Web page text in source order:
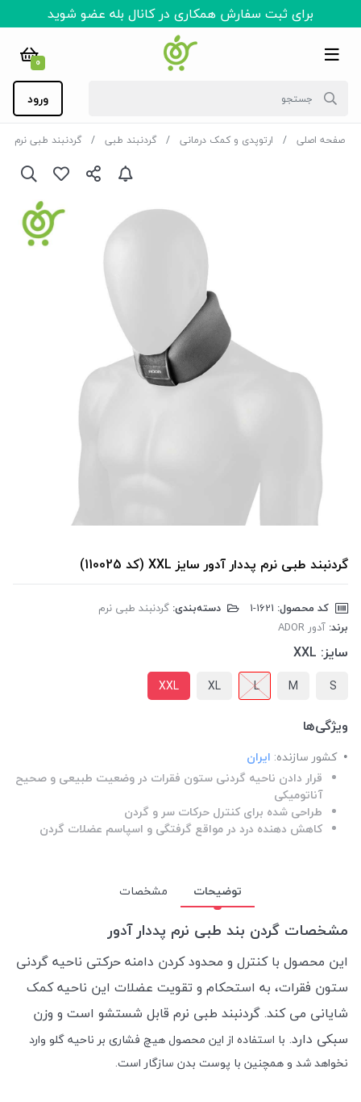
برای ثبت سفارش همکاری در کانال بله عضو شوید
0
ورود
صفحه اصلی ارتوپدی و کمک درمانی گردنبند طبی گردنبند طبی نرم
گردنبند طبی نرم پددار آدور سایز XXL (کد 110025)
کد محصول: دسته‌بندی: گردنبند طبی نرم
برند: آدور ADOR
سایز: XXL
S
M
L
XL
XXL
ویژگی‌ها
کشور سازنده: ایران
قرار دادن ناحیه گردنی ستون فقرات در وضعیت طبیعی و صحیح
آناتومیکی
طراحی شده برای کنترل حرکات سر و گردن
کاهش دهنده درد در مواقع گرفتگی و اسپاسم عضلات گردن
توضیحات مشخصات
مشخصات گردن بند طبی نرم پددار آدور
این محصول با کنترل و محدود کردن دامنه حرکتی ناحیه گردنی
ستون فقرات، به استحکام و تقویت عضلات این ناحیه کمک
شایانی می کند.گردنبند طبی نرم قابل شستشو است و وزن
سبکی دارد. با استفاده از این محصول هیچ فشاری بر ناحیه گلو وارد
نخواهد شد و همچنین با پوست بدن سازگار است.